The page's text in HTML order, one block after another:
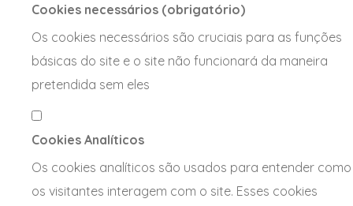
Cookies necessários (obrigatório)
Os cookies necessários são cruciais para as funções
básicas do site e o site não funcionará da maneira
pretendida sem eles
Cookies Analíticos
Os cookies analíticos são usados para entender como
os visitantes interagem com o site. Esses cookies